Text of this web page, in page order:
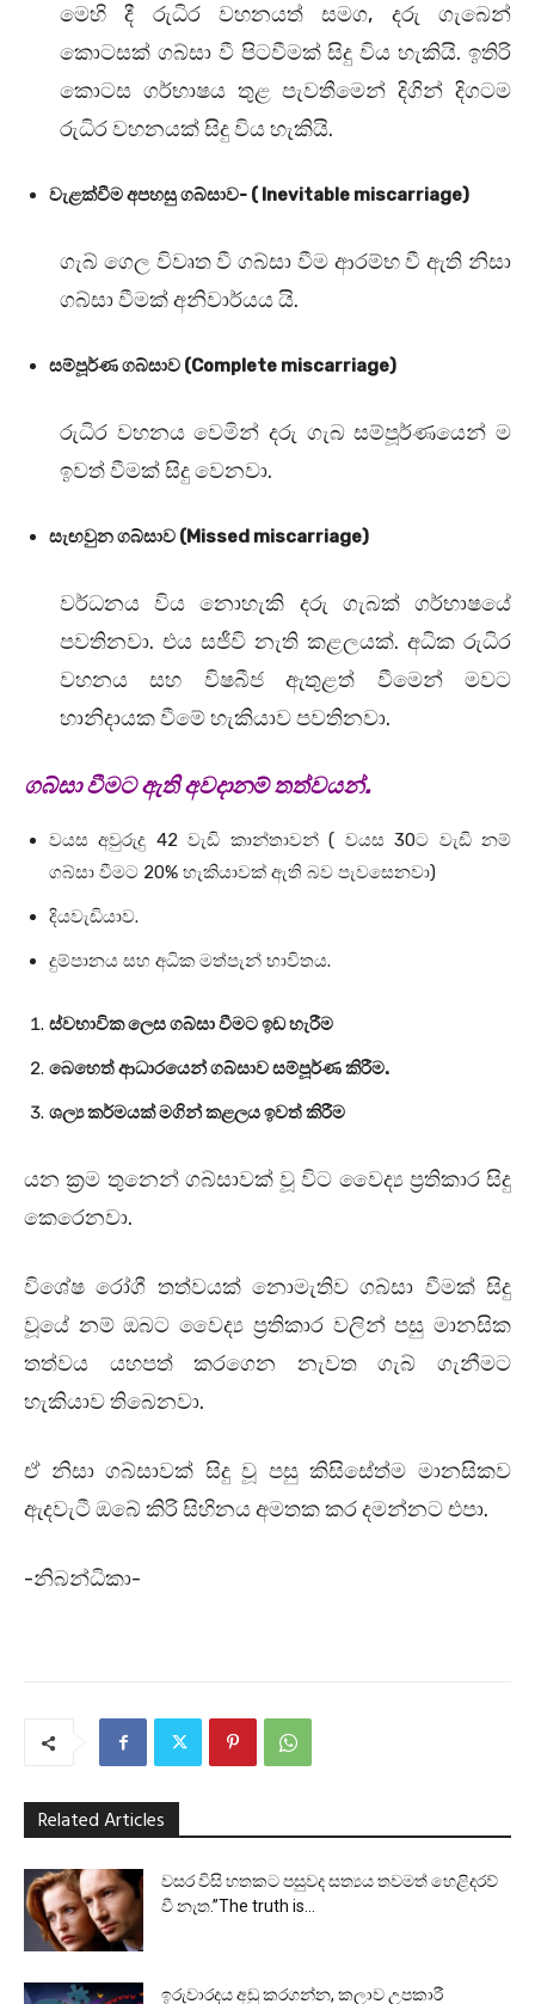
මෙහි දී රුධිර වහනයත් සමග, දරු ගැබෙන්
කොටසක් ගබ්සා වී පිටවීමක් සිදු විය හැකියි. ඉතිරි
කොටස ගර්භාෂය තුළ පැවතීමෙන් දිගින් දිගටම
රුධිර වහනයක් සිදු විය හැකියි.
වැළක්වීම අපහසු ගබ්සාව- ( Inevitable miscarriage)
ගැබ් ගෙල විවෘත වී ගබ්සා වීම ආරම්භ වී ඇති නිසා
ගබ්සා වීමක් අනිවාර්යය යි.
සම්පූර්ණ ගබ්සාව (Complete miscarriage)
රුධිර වහනය වෙමින් දරු ගැබ සම්පූර්ණයෙන් ම
ඉවත් වීමක් සිදු වෙනවා.
සැඟවුන ගබ්සාව (Missed miscarriage)
වර්ධනය විය නොහැකි දරු ගැබක් ගර්භාෂයේ
පවතිනවා. එය සජීවි නැති කළලයක්. අධික රුධිර
වහනය සහ විෂබීජ ඇතුළත් වීමෙන් මවට
හානිදායක වීමේ හැකියාව පවතිනවා.
ගබ්සා වීමට ඇති අවදානම් තත්වයන්.
වයස අවුරුදු 42 වැඩි කාන්තාවන් ( වයස 30ට වැඩි නම්
ගබ්සා වීමට 20% හැකියාවක් ඇති බව පැවසෙනවා)
දියවැඩියාව.
දුම්පානය සහ අධික මත්පැන් භාවිතය.
ස්වභාවික ලෙස ගබ්සා වීමට ඉඩ හැරීම
බෙහෙත් ආධාරයෙන් ගබ්සාව සම්පූර්ණ කිරීම.
ශල්‍ය කර්මයක් මගින් කළලය ඉවත් කිරීම
යන ක්‍රම තුනෙන් ගබ්සාවක් වූ විට වෛද්‍ය ප්‍රතිකාර සිදු
කෙරෙනවා.
විශේෂ රෝගී තත්වයක් නොමැතිව ගබ්සා වීමක් සිදු
වූයේ නම් ඔබට වෛද්‍ය ප්‍රතිකාර වලින් පසු මානසික
තත්වය යහපත් කරගෙන නැවත ගැබ් ගැනීමට
හැකියාව තිබෙනවා.
ඒ නිසා ගබ්සාවක් සිදු වූ පසු කිසිසේත්ම මානසිකව
ඇදවැටී ඔබේ කිරි සිහිනය අමතක කර දමන්නට එපා.
-නිබන්ධිකා-
Related Articles
වසර විසි හතකට පසුවද සත්‍යය තවමත් හෙළිදරව්
වී නැත.”The truth is...
ඉරුවාරදය අඩු කරගන්න, කලාව උපකාරී